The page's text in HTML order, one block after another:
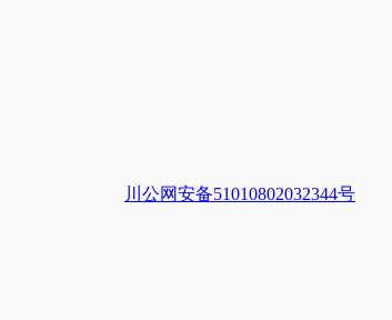
川公网安备51010802032344号